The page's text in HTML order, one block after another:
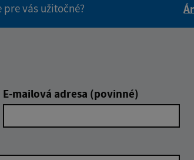
vás užitočné?
E-mailová adresa (povinné)